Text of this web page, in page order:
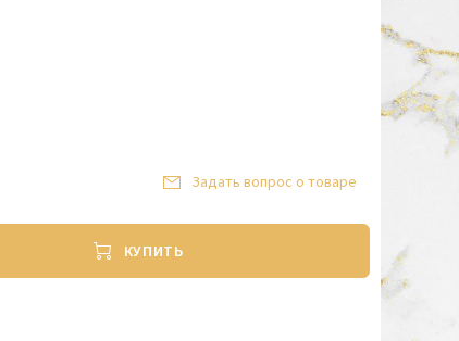
Задать вопрос о товаре
КУПИТЬ